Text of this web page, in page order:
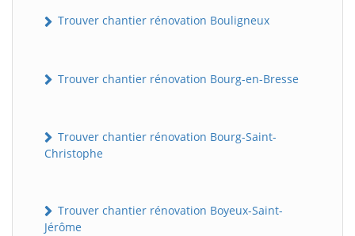
Trouver chantier rénovation Bouligneux
Trouver chantier rénovation Bourg-en-Bresse
Trouver chantier rénovation Bourg-Saint-
Christophe
Trouver chantier rénovation Boyeux-Saint-
Jérôme